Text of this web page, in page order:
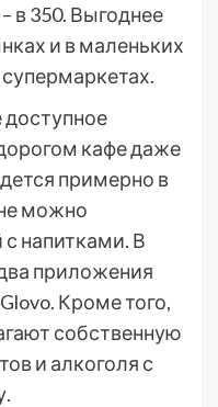
в 350. Выгоднее
и в маленьких
доступное
кафе даже
примерно в
можно
с напитками. В
приложения
Кроме того,
собственную
и алкоголя с